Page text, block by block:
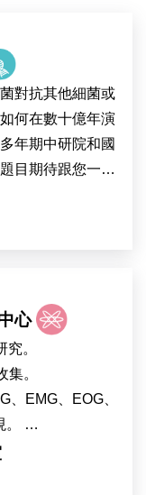
對抗其他細菌或
何在數十億年演
年期中研院和國
目期待跟您一起
來方向來調整，
心
究。
集。
、EMG、EOG、
發的技術。